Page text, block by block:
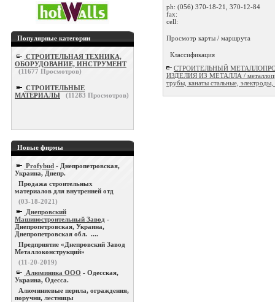
Популярные категории
СТРОИТЕЛЬНАЯ ТЕХНИКА,
ОБОРУДОВАНИЕ, ИНСТРУМЕНТ
(11677 Просмотров)
СТРОИТЕЛЬНЫЕ
МАТЕРИАЛЫ
(11283 Просмотров)
Новые фирмы
Profybud - Днепропетровская,
Украина, Днепр.
Продажа строительных
материалов для внутренней отд
(03-18-2021)
Днепровский
Машиностроительный Завод -
Днепропетровская, Украина,
Днепропетровская обл. ....
Предприятие «Днепровский Завод
Металлоконструкций»
(11-20-2019)
Алюминика ООО - Одесская,
Украина, Одесса.
Алюминиевые перила, ограждения,
поручни, лестницы
ph: (056) 370-18-21, 370-12-84
fax:
cell:
Просмотр карты / маршрута
Классификация
СТРОИТЕЛЬНЫЙ
ИЗДЕЛИЯ ИЗ МЕТАЛЛА /
трубы, канаты стальные, электроды,